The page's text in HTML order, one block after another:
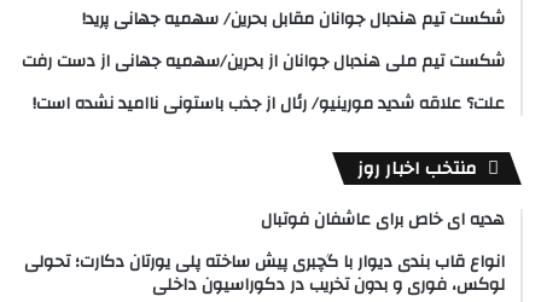
شکست تیم هندبال جوانان مقابل بحرین/ سهمیه جهانی پرید!
شکست تیم ملی هندبال جوانان از بحرین/سهمیه جهانی از دست رفت
علت؟ علاقه شدید مورینیو/ رئال از جذب باستونی ناامید نشده است!
منتخب اخبار روز
هدیه ای خاص برای عاشفان فوتبال
انواع قاب بندی دیوار با گچبری پیش ساخته پلی یورتان دکارت؛ تحولی
لوکس، فوری و بدون تخریب در دکوراسیون داخلی